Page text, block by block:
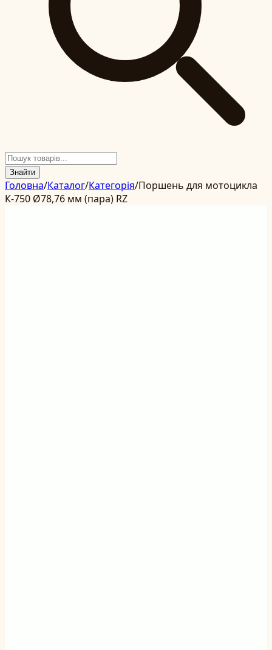
Знайти
Головна/Каталог/Категорія/Поршень для мотоцикла
К-750 Ø78,76 мм (пара) RZ